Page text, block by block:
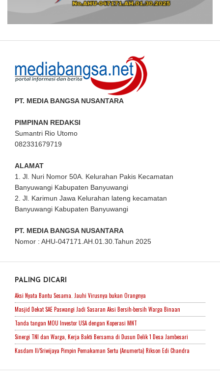
PT. MEDIA BANGSA NUSANTARA
PIMPINAN REDAKSI
Sumantri Rio Utomo
082331679719
ALAMAT
1. Jl. Nuri Nomor 50A. Kelurahan Pakis Kecamatan
Banyuwangi Kabupaten Banyuwangi
2. Jl. Karimun Jawa Kelurahan lateng kecamatan
Banyuwangi Kabupaten Banyuwangi
PT. MEDIA BANGSA NUSANTARA
Nomor : AHU-047171.AH.01.30.Tahun 2025
PALING DICARI
Aksi Nyata Bantu Sesama. Jauhi Virusnya bukan Orangnya
Masjid Dekat SAE Paswangi Jadi Sasaran Aksi Bersih-bersih Warga Binaan
Tanda tangan MOU Investor USA dengan Koperasi MNT
Sinergi TNI dan Warga, Kerja Bakti Bersama di Dusun Delik 1 Desa Jambesari
Kasdam II/Sriwijaya Pimpin Pemakaman Sertu (Anumerta) Rikson Edi Chandra